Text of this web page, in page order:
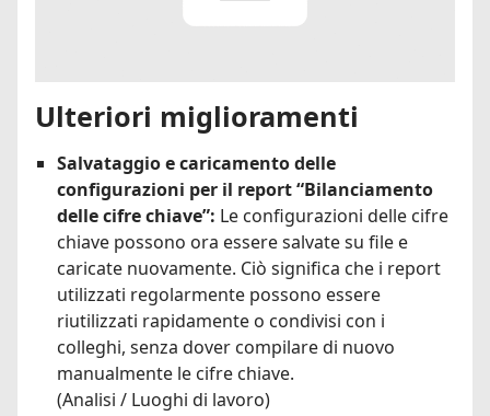
Ulteriori miglioramenti
Salvataggio e caricamento delle
configurazioni per il report “Bilanciamento
delle cifre chiave”: Le configurazioni delle cifre
chiave possono ora essere salvate su file e
caricate nuovamente. Ciò significa che i report
utilizzati regolarmente possono essere
riutilizzati rapidamente o condivisi con i
colleghi, senza dover compilare di nuovo
manualmente le cifre chiave.
(Analisi / Luoghi di lavoro)